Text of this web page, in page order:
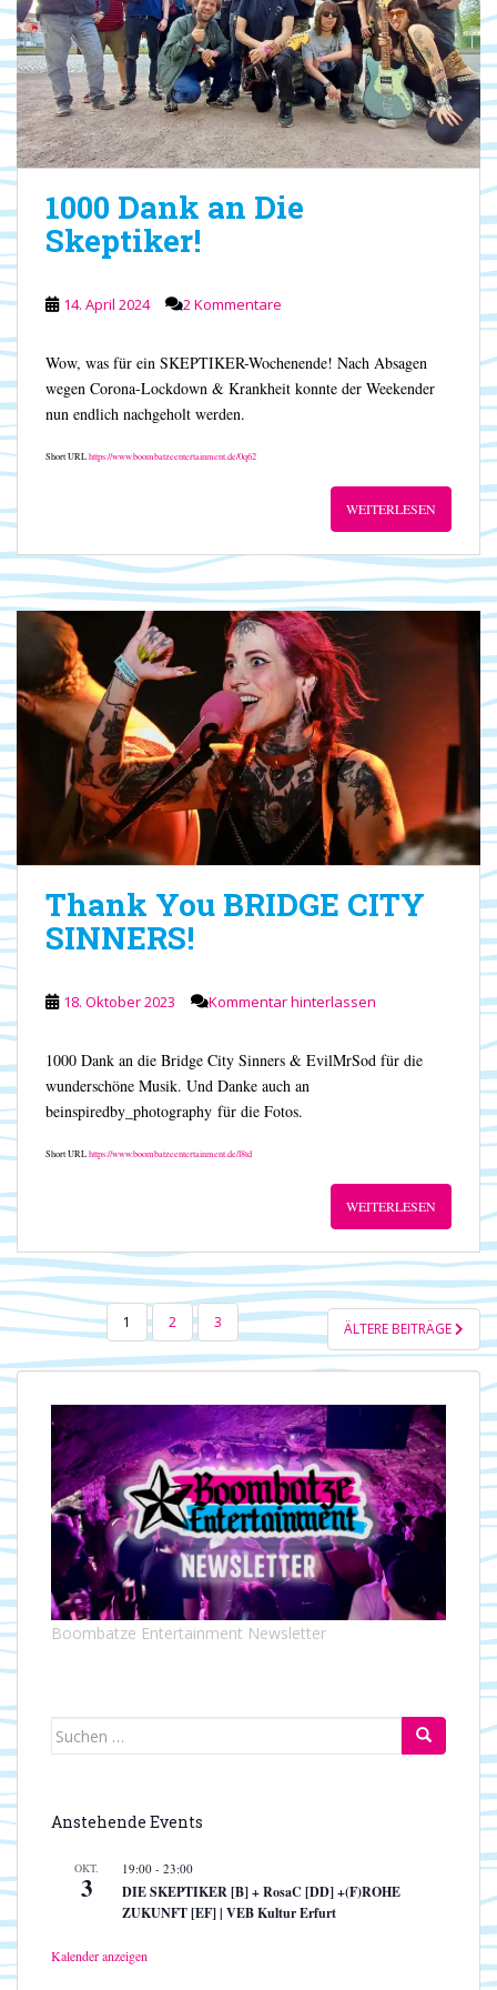
1000 Dank an Die
Skeptiker!
14. April 2024 2 Kommentare
Wow, was für ein SKEPTIKER-Wochenende! Nach Absagen
wegen Corona-Lockdown & Krankheit konnte der Weekender
nun endlich nachgeholt werden.
Short URLhttps://www.boombatzeentertainment.de/0q62
WEITERLESEN
Thank You BRIDGE CITY
SINNERS!
18. Oktober 2023 Kommentar hinterlassen
1000 Dank an die Bridge City Sinners & EvilMrSod für die
wunderschöne Musik. Und Danke auch an
beinspiredby_photography für die Fotos.
Short URLhttps://www.boombatzeentertainment.de/l8td
WEITERLESEN
SEITENNUMMERIERUNG
DER
BEITRÄGE
1 2 3 ÄLTERE BEITRÄGE
Boombatze Entertainment Newsletter
Suchen
Anstehende Events
OKT.
3
19:00 - 23:00
DIE SKEPTIKER [B] + RosaC [DD] +(F)ROHE
ZUKUNFT [EF] | VEB Kultur Erfurt
Kalender anzeigen